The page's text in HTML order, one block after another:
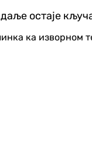
остаје
ка изворном